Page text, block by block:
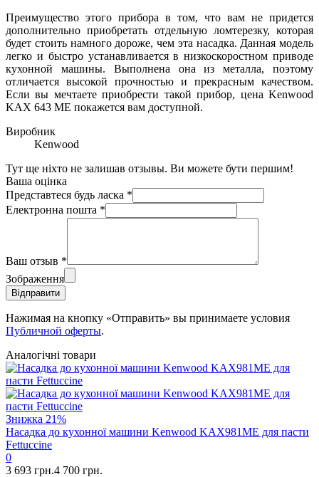
Преимущество этого прибора в том, что вам не придется
дополнительно приобретать отдельную ломтерезку, которая
будет стоить намного дороже, чем эта насадка. Данная модель
легко и быстро устанавливается в низкоскоростном приводе
кухонной машины. Выполнена она из металла, поэтому
отличается высокой прочностью и прекрасным качеством.
Если вы мечтаете приобрести такой прибор, цена Kenwood
KAX 643 ME покажется вам доступной.
Виробник
Kenwood
Тут ще ніхто не залишав отзывы. Ви можете бути першим!
Ваша оцінка
Представтеся будь ласка *
Електронна пошта *
Ваш отзыв *
Зображення
Відправити
Нажимая на кнопку «Отправить» вы принимаете условия
Публичной оферты.
Аналогічні товари
Знижка 21%
Насадка до кухонної машини Kenwood KAX981ME для пасти
Fettuccine
0
3 693 грн.4 700 грн.